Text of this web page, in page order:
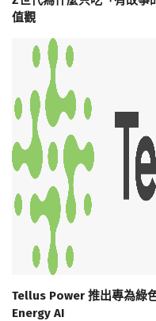
值觀
Tellus Power 推出專為綠
Energy AI